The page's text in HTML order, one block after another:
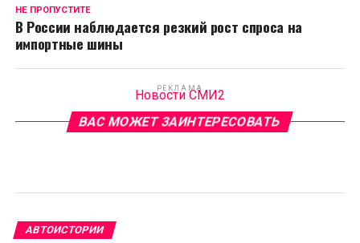
НЕ ПРОПУСТИТЕ
В России наблюдается резкий рост спроса на
импортные шины
РЕКЛАМА
Новости СМИ2
ВАС МОЖЕТ ЗАИНТЕРЕСОВАТЬ
АВТОИСТОРИИ